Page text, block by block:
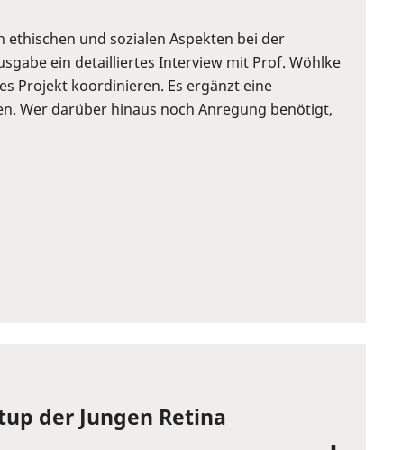
ethischen und sozialen Aspekten bei der
ein detailliertes Interview mit Prof. Wöhlke
Projekt koordinieren. Es ergänzt eine
Wer darüber hinaus noch Anregung benötigt,
der Jungen Retina